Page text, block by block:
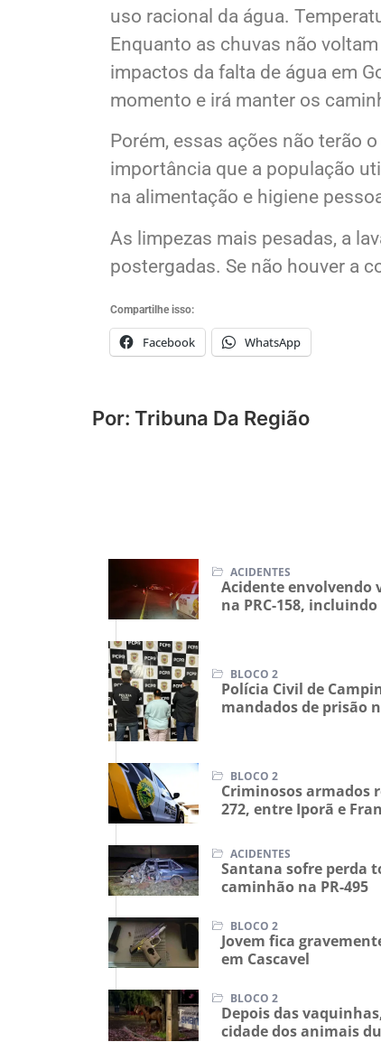
uso racional da água.
Enquanto as chuvas não
impactos da falta de água em
momento e irá manter os
Porém, essas ações não terão
importância que a população
na alimentação e higiene
As limpezas mais pesadas, a
postergadas. Se não houver a
Compartilhe isso:
Facebook WhatsApp
Por: Tribuna Da Região
ACIDENTES
Acidente envolvendo
na PRC-158,
BLOCO 2
Polícia Civil de
mandados de prisão
BLOCO 2
Criminosos armados
272, entre Iporã e
ACIDENTES
Santana sofre perda
caminhão na PR-495
BLOCO 2
Jovem fica
em Cascavel
BLOCO 2
Depois das
cidade dos animais